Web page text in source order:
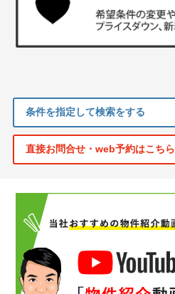
条件を指定して検索をする
直接お問合せ・web予約はこちら